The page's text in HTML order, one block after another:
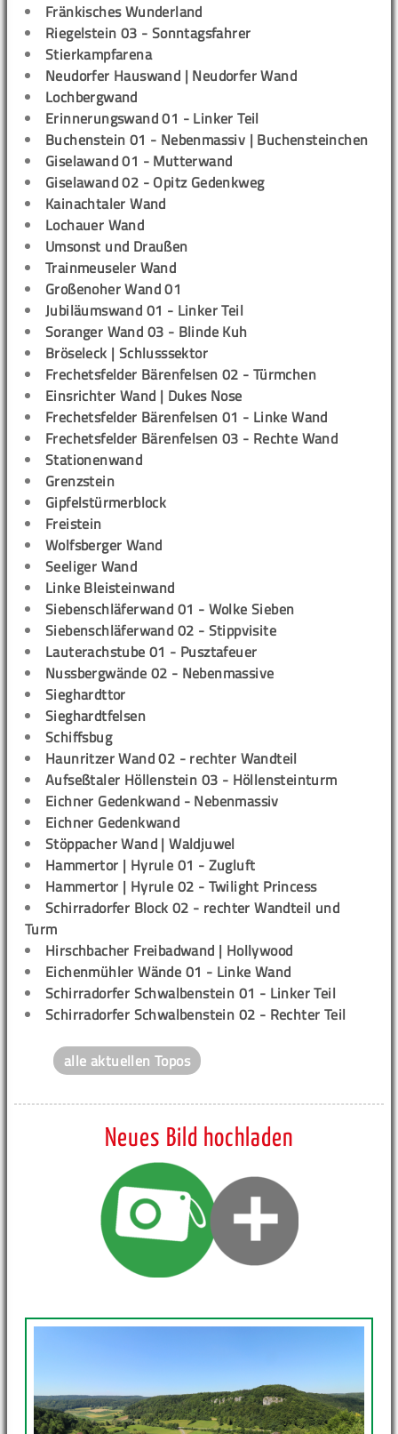
Fränkisches Wunderland
Riegelstein 03 - Sonntagsfahrer
Stierkampfarena
Neudorfer Hauswand | Neudorfer Wand
Lochbergwand
Erinnerungswand 01 - Linker Teil
Buchenstein 01 - Nebenmassiv | Buchensteinchen
Giselawand 01 - Mutterwand
Giselawand 02 - Opitz Gedenkweg
Kainachtaler Wand
Lochauer Wand
Umsonst und Draußen
Trainmeuseler Wand
Großenoher Wand 01
Jubiläumswand 01 - Linker Teil
Soranger Wand 03 - Blinde Kuh
Bröseleck | Schlusssektor
Frechetsfelder Bärenfelsen 02 - Türmchen
Einsrichter Wand | Dukes Nose
Frechetsfelder Bärenfelsen 01 - Linke Wand
Frechetsfelder Bärenfelsen 03 - Rechte Wand
Stationenwand
Grenzstein
Gipfelstürmerblock
Freistein
Wolfsberger Wand
Seeliger Wand
Linke Bleisteinwand
Siebenschläferwand 01 - Wolke Sieben
Siebenschläferwand 02 - Stippvisite
Lauterachstube 01 - Pusztafeuer
Nussbergwände 02 - Nebenmassive
Sieghardttor
Sieghardtfelsen
Schiffsbug
Haunritzer Wand 02 - rechter Wandteil
Aufseßtaler Höllenstein 03 - Höllensteinturm
Eichner Gedenkwand - Nebenmassiv
Eichner Gedenkwand
Stöppacher Wand | Waldjuwel
Hammertor | Hyrule 01 - Zugluft
Hammertor | Hyrule 02 - Twilight Princess
Schirradorfer Block 02 - rechter Wandteil und
Turm
Hirschbacher Freibadwand | Hollywood
Eichenmühler Wände 01 - Linke Wand
Schirradorfer Schwalbenstein 01 - Linker Teil
Schirradorfer Schwalbenstein 02 - Rechter Teil
alle aktuellen Topos
Neues Bild hochladen